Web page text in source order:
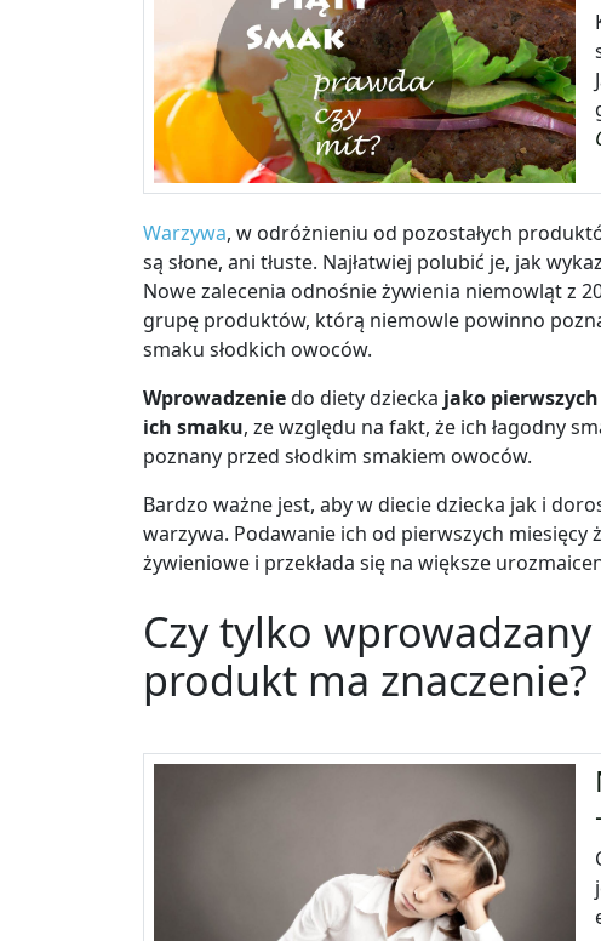
Warzywa, w odróżnieniu od pozostałych
są słone, ani tłuste. Najłatwiej polubić je, jak
Nowe zalecenia odnośnie żywienia niemowląt z
grupę produktów, którą niemowle powinno
smaku słodkich owoców.
Wprowadzeniedo diety dziecka jako
ich smaku, ze względu na fakt, że ich łagodny
poznany przed słodkim smakiem owoców.
Bardzo ważne jest, aby w diecie dziecka jak i
warzywa. Podawanie ich od pierwszych miesięcy
żywieniowe i przekłada się na większe
Czy tylko
produkt ma znaczenie?